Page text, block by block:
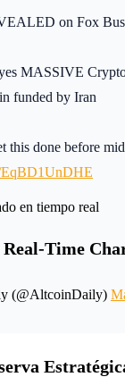
on Fox
MASSIVE
funded by Iran
this done before
en tiempo real
Real-Time
(@AltcoinDaily)